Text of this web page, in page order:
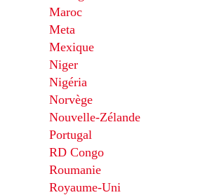
Maroc
Meta
Mexique
Niger
Nigéria
Norvège
Nouvelle-Zélande
Portugal
RD Congo
Roumanie
Royaume-Uni